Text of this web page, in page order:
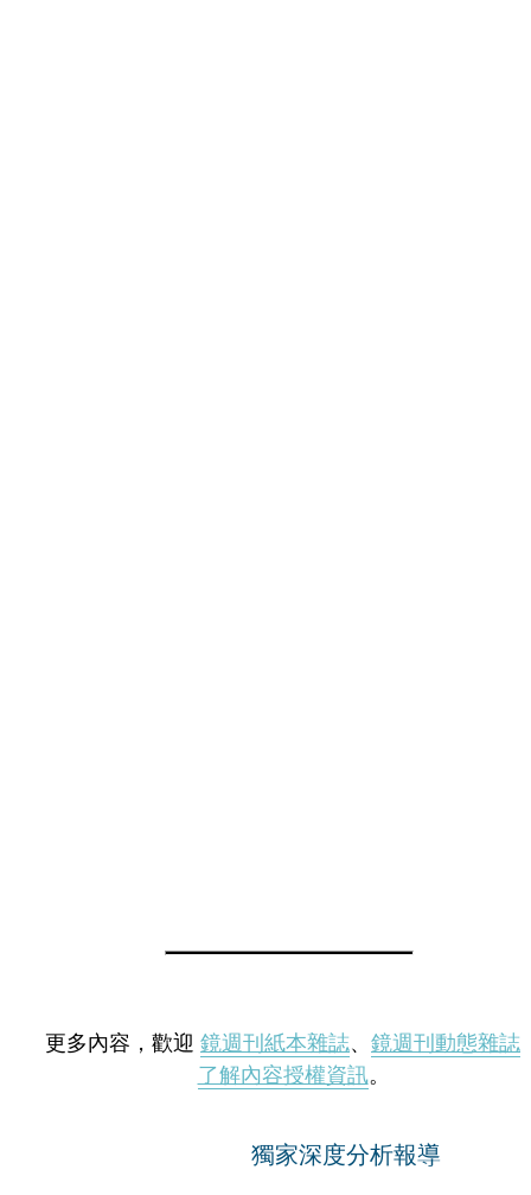
更多內容，歡迎 鏡週刊紙本雜誌、 鏡週刊動態雜誌
了解內容授權資訊。
獨家深度分析報導